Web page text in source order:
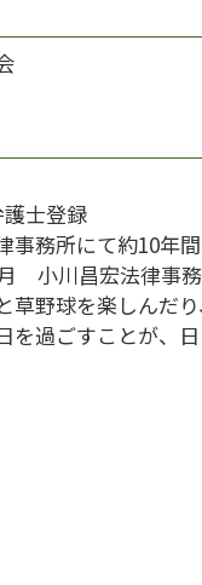
士登録
事務所にて約10年
小川昌宏法律事
草野球を楽しんだ
を過ごすことが、